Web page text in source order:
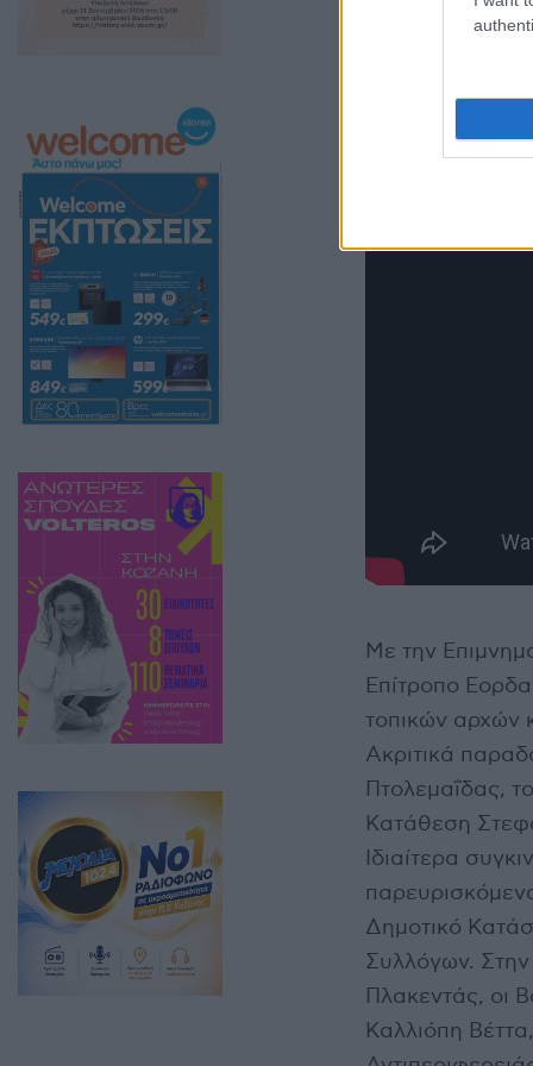
Με την
Επίτροπο
τοπικών αρχών
Ακριτικά
Πτολεμαΐδας,
Κατάθεση
Ιδιαίτερα
Δημοτικό
Συλλόγων.
Πλακεντάς, οι
Καλλιόπη